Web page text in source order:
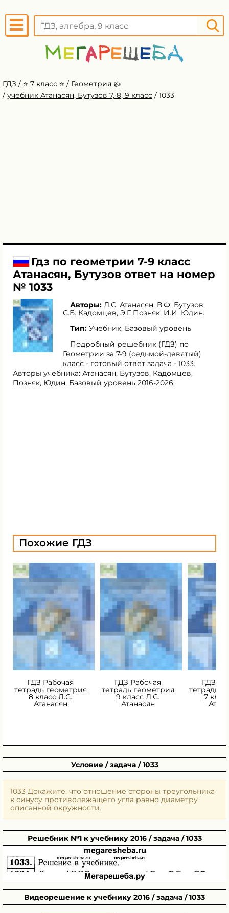
ГДЗ / ⭐️ 7 класс ⭐️ / Геометрия 👍
/ учебник Атанасян, Бутузов 7, 8, 9 класс / 1033
Гдз по геометрии 7-9 класс
Атанасян, Бутузов ответ на номер
№ 1033
Авторы: Л.С. Атанасян, В.Ф. Бутузов,
С.Б. Кадомцев, Э.Г. Позняк, И.И. Юдин.
Тип: Учебник, Базовый уровень
Подробный решебник (ГДЗ) по
Геометрии за 7‐9 (седьмой‐девятый)
класс - готовый ответ задача - 1033.
Авторы учебника: Атанасян, Бутузов, Кадомцев,
Позняк, Юдин, Базовый уровень 2016-2026.
Похожие ГДЗ
ГДЗ Рабочая
тетрадь геометрия
8 класс Л.С.
Атанасян
ГДЗ Рабочая
тетрадь геометрия
9 класс Л.С.
Атанасян
ГДЗ
тетрадь
7
Условие / задача / 1033
1033 Докажите, что отношение стороны треугольника
к синусу противолежащего угла равно диаметру
описанной окружности.
Решебник №1 к учебнику 2016 / задача / 1033
Видеорешение к учебнику 2016 / задача / 1033